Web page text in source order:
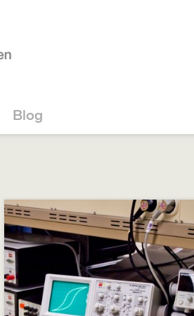
Blog